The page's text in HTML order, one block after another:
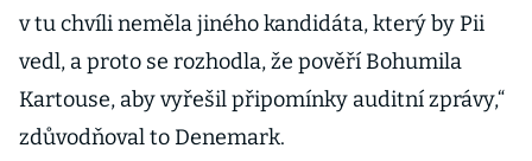
v tu chvíli neměla jiného kandidáta, který by Pii
vedl, a proto se rozhodla, že pověří Bohumila
Kartouse, aby vyřešil připomínky auditní zprávy,“
zdůvodňoval to Denemark.